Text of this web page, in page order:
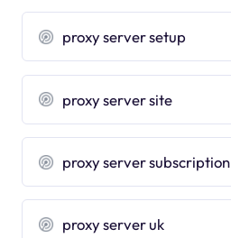
proxy server setup
proxy server site
proxy server subscription
proxy server uk